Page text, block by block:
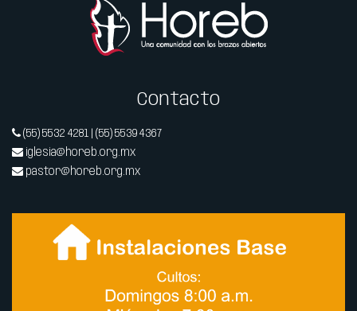
Contacto
(55) 5532 4281 | (55) 5539 4367
iglesia@horeb.org.mx
pastor@horeb.org.mx